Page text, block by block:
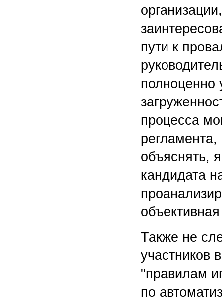
пути к
полноценно
процесса
объяснять,
кандидата
Также не
участников
"правилам
по